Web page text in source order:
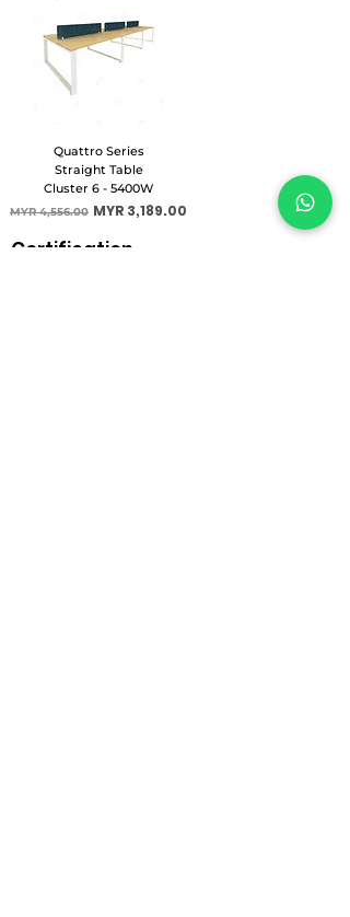
Quattro Series
Straight Table
Cluster 6 - 5400W
一般價格
MYR 4,556.00 促銷價格
MYR 3,189.00
Certification